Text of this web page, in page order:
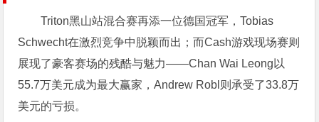
Triton黑山站混合赛再添一位德国冠军，Tobias
Schwecht在激烈竞争中脱颖而出；而Cash游戏现场赛则
展现了豪客赛场的残酷与魅力——Chan Wai Leong以
55.7万美元成为最大赢家，Andrew Robl则承受了33.8万
美元的亏损。